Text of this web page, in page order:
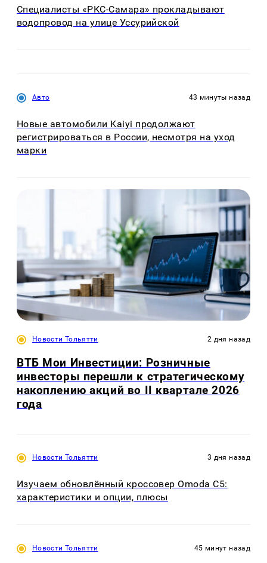
Специалисты «РКС-Самара» прокладывают
водопровод на улице Уссурийской
Авто 43 минуты назад
Новые автомобили Kaiyi продолжают
регистрироваться в России, несмотря на уход
марки
Новости Тольятти 2 дня назад
ВТБ Мои Инвестиции: Розничные
инвесторы перешли к стратегическому
накоплению акций во II квартале 2026
года
Новости Тольятти 3 дня назад
Изучаем обновлённый кроссовер Omoda C5:
характеристики и опции, плюсы
Новости Тольятти 45 минут назад